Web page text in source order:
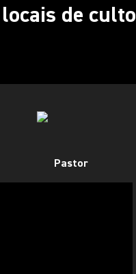
de culto
Pastor